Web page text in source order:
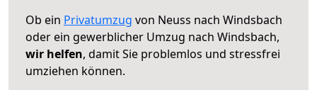
Ob ein Privatumzug von Neuss nach Windsbach
oder ein gewerblicher Umzug nach Windsbach,
wir helfen, damit Sie problemlos und stressfrei
umziehen können.